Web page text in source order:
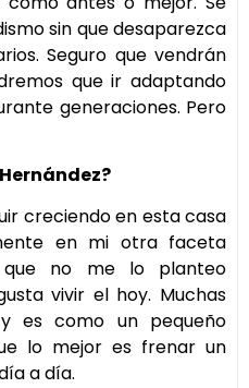
sin que desaparezca
Seguro que vendrán
que ir adaptando
generaciones. Pero
creciendo en esta casa
en mi otra faceta
no me lo planteo
vivir el hoy. Muchas
es como un pequeño
lo mejor es frenar un
a día.